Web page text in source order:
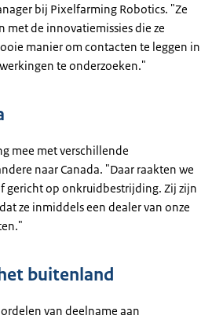
bij Pixelfarming Robotics. "Ze
met de innovatiemissies die ze
manier om contacten te leggen in
te onderzoeken."
mee met verschillende
naar Canada. "Daar raakten we
gericht op onkruidbestrijding. Zij zijn
ze inmiddels een dealer van onze
buitenland
van deelname aan